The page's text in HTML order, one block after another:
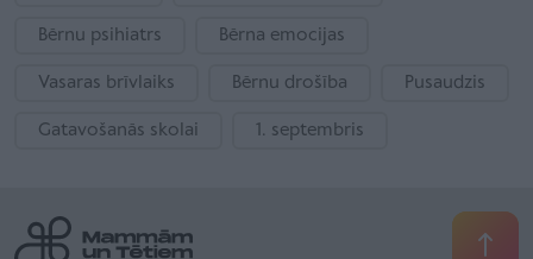
Bērnu psihiatrs Bērna emocijas
Vasaras brīvlaiks Bērnu drošība Pusaudzis
Gatavošanās skolai 1. septembris